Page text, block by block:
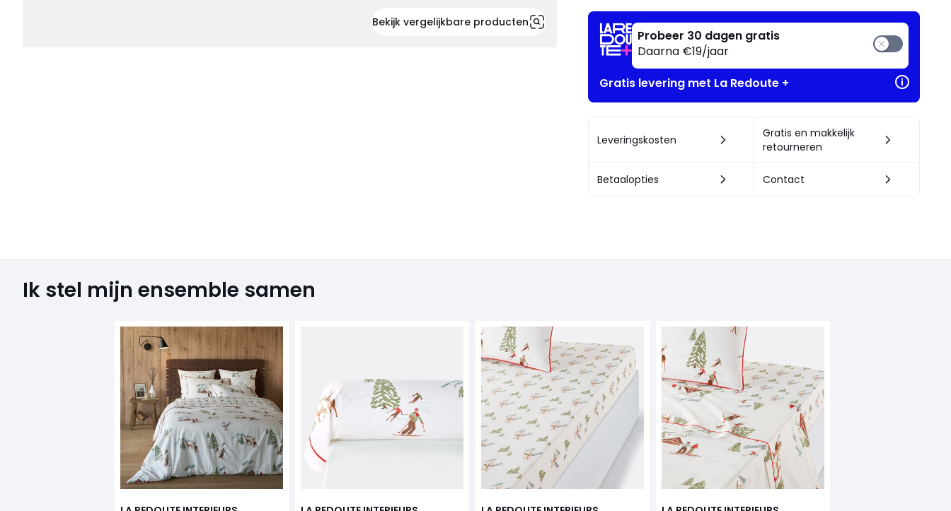
Bekijk vergelijkbare producten
Probeer 30 dagen gratis
Daarna €19/jaar
Gratis levering met La Redoute +
Leveringskosten
Gratis en makkelijk
retourneren
Betaalopties Contact
Ik stel mijn ensemble samen